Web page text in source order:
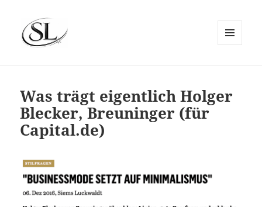
Was trägt eigentlich Holger
Blecker, Breuninger (für
Capital.de)